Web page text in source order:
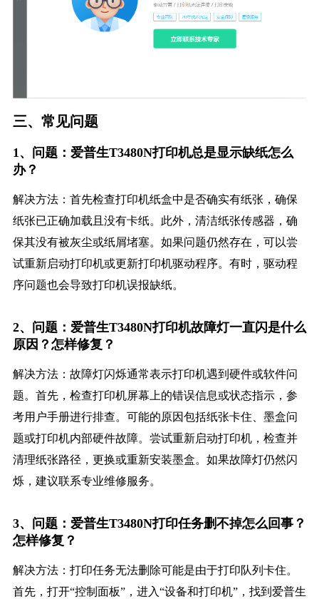
三、常见问题
1、问题：爱普生T3480N打印机总是显示缺纸怎么
办？
解决方法：首先检查打印机纸盒中是否确实有纸张，确保
纸张已正确加载且没有卡纸。此外，清洁纸张传感器，确
保其没有被灰尘或纸屑堵塞。如果问题仍然存在，可以尝
试重新启动打印机或更新打印机驱动程序。有时，驱动程
序问题也会导致打印机误报缺纸。
2、问题：爱普生T3480N打印机故障灯一直闪是什么
原因？怎样修复？
解决方法：故障灯闪烁通常表示打印机遇到硬件或软件问
题。首先，检查打印机屏幕上的错误信息或状态指示，参
考用户手册进行排查。可能的原因包括纸张卡住、墨盒问
题或打印机内部硬件故障。尝试重新启动打印机，检查并
清理纸张路径，更换或重新安装墨盒。如果故障灯仍然闪
烁，建议联系专业维修服务。
3、问题：爱普生T3480N打印任务删不掉怎么回事？
怎样修复？
解决方法：打印任务无法删除可能是由于打印队列卡住。
首先，打开“控制面板”，进入“设备和打印机”，找到爱普生